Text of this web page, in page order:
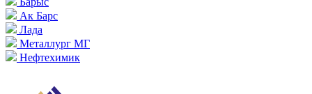
Ак Барс
Лада
Металлург МГ
Нефтехимик